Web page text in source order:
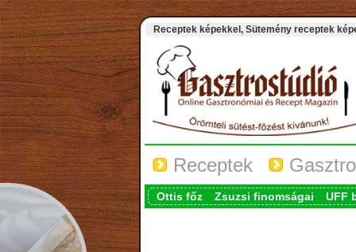
Receptek képekkel, Sütemény receptek
Receptek
Ottis főz Zsuzsi finomságai UFF